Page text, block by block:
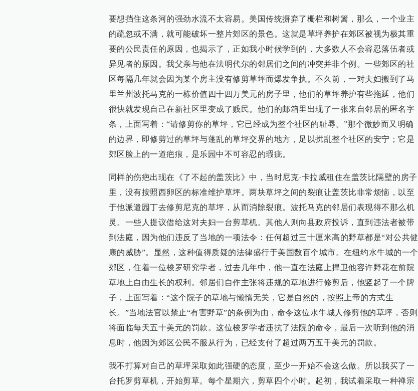
要想挡住这条河的强劲水流不太容易。美国传统摒弃了栅栏和树篱，那么，一个业主
的疏忽或不满，就可能破坏一整片郊区的景色。这就是草坪养护在郊区被视为极其重
要的公民责任的原因，也揭示了，正如我小时候学到的，大多数人不会容忍落伍者或
异见者的原因。我父亲与他在法明代尔的邻居们之间的冲突并非个例。一些郊区的社
区每隔几年就会因为某个房主没有修剪草坪而爆发争执。不久前，一对夫妇搬到了马
里兰州波托马克的一栋价值四十四万美元的房子里，他们的草坪养护有些拖延，他们
很快就发现自己在新社区里变成了贱民。他们的邮箱里出现了一张来自邻居的匿名字
条，上面写着：“请修剪你的草坪，它已经成为整个社区的耻辱。”那个微妙而又明确
的边界，即修剪过的草坪与蓬乱的草坪交界的地方，足以扰乱整个社区的安宁；它是
郊区脸上的一道疤痕，是乐园中不可容忍的瑕疵。
同样的伤疤出现在《了不起的盖茨比》中，当时尼克·卡拉威租住在盖茨比隔壁的房子
里，没有按照西卵区的标准维护草坪。两块草坪之间的裂痕让盖茨比非常烦恼，以至
于他派遣园丁去修剪尼克的草坪，从而消除裂痕。波托马克的邻居们表现得不那么机
灵。一些人提议借给这对夫妇一台剪草机。其他人则向县政府投诉，直到违法者被带
到法庭，因为他们违反了当地的一项法令：任何超过三十厘米高的野草都是“对公共健
康的威胁”。显然，这种值得质疑的法律盛行于美国数百个城市。在纽约水牛城的一个
郊区，住着一位梭罗研究学者，过去几年中，他一直在法庭上捍卫他容许野花在前院
草地上自由生长的权利。邻居们自作主张将违规的草地进行修剪后，他竖起了一个牌
子，上面写着：“这个院子的草地与懒惰无关，它是自然的，按照上帝的方式生
长。”当地法官以禁止“有害野草”的条例为由，命令这位水牛城人修剪他的草坪，否则
将面临每天五十美元的罚款。这位梭罗学者违抗了法院的命令，最后一次听到他的消
息时，他因为郊区公民不服从行为，已经支付了超过两万五千美元的罚款。
我不打算对自己的草坪采取如此强硬的态度，至少一开始不会这么做。所以我买了一
台托罗剪草机，开始剪草。每个星期六，剪草四个小时。起初，我试着采取一种禅宗